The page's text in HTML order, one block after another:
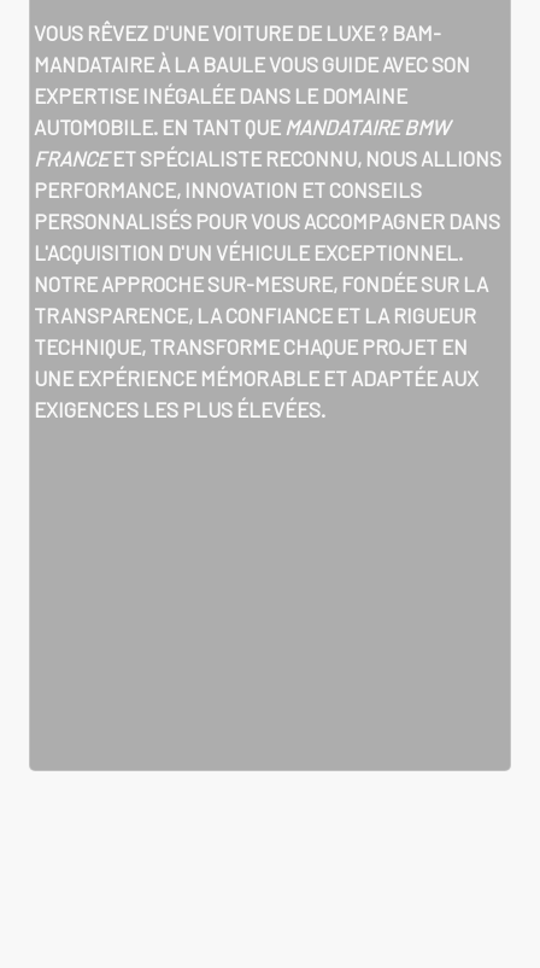
VOUS RÊVEZ D'UNE VOITURE DE LUXE ? BAM-
MANDATAIRE À LA BAULE VOUS GUIDE AVEC SON
EXPERTISE INÉGALÉE DANS LE DOMAINE
AUTOMOBILE. EN TANT QUE MANDATAIRE BMW
FRANCEET SPÉCIALISTE RECONNU, NOUS ALLIONS
PERFORMANCE, INNOVATION ET CONSEILS
PERSONNALISÉS POUR VOUS ACCOMPAGNER DANS
L'ACQUISITION D'UN VÉHICULE EXCEPTIONNEL.
NOTRE APPROCHE SUR-MESURE, FONDÉE SUR LA
TRANSPARENCE, LA CONFIANCE ET LA RIGUEUR
TECHNIQUE, TRANSFORME CHAQUE PROJET EN
UNE EXPÉRIENCE MÉMORABLE ET ADAPTÉE AUX
EXIGENCES LES PLUS ÉLEVÉES.